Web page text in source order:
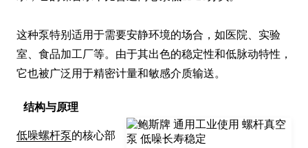
这种泵特别适用于需要安静环境的场合，如医院、实验
室、食品加工厂等。由于其出色的稳定性和低脉动特性，
它也被广泛用于精密计量和敏感介质输送。
结构与原理
低噪螺杆泵的核心部